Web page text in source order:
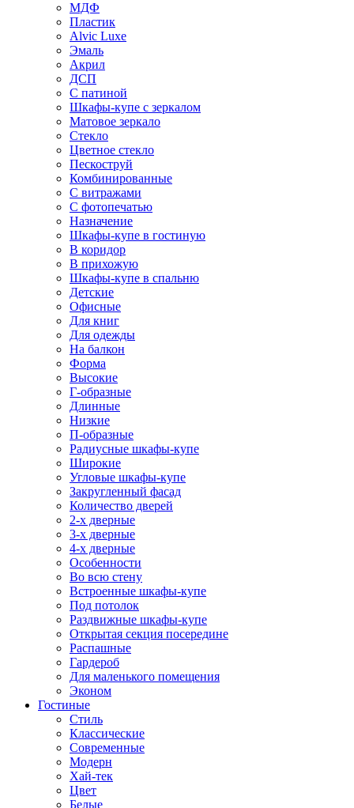
МДФ
Пластик
Alvic Luxe
Эмаль
Акрил
ДСП
С патиной
Шкафы-купе с зеркалом
Матовое зеркало
Стекло
Цветное стекло
Пескоструй
Комбинированные
С витражами
С фотопечатью
Назначение
Шкафы-купе в гостиную
В коридор
В прихожую
Шкафы-купе в спальню
Детские
Офисные
Для книг
Для одежды
На балкон
Форма
Высокие
Г-образные
Длинные
Низкие
П-образные
Радиусные шкафы-купе
Широкие
Угловые шкафы-купе
Закругленный фасад
Количество дверей
2-х дверные
3-х дверные
4-х дверные
Особенности
Во всю стену
Встроенные шкафы-купе
Под потолок
Раздвижные шкафы-купе
Открытая секция посередине
Распашные
Гардероб
Для маленького помещения
Эконом
Гостиные
Стиль
Классические
Современные
Модерн
Хай-тек
Цвет
Белые